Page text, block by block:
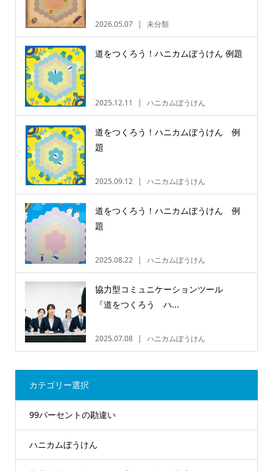
2026.05.07 未分類
道をつくろう！ハニカムぼうけん 例題
2025.12.11 ハニカムぼうけん
道をつくろう！ハニカムぼうけん 例
題
2025.09.12 ハニカムぼうけん
道をつくろう！ハニカムぼうけん 例
題
2025.08.22 ハニカムぼうけん
協力型コミュニケーションツール
『道をつくろう ハ...
2025.07.08 ハニカムぼうけん
カテゴリー選択
99パーセントの勘違い
ハニカムぼうけん